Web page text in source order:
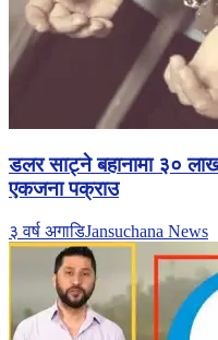
डलर साट्ने बहानामा ३०
एकजना पक्राउ
३ वर्ष अगाडिJansuchana News